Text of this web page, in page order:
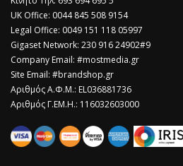
​UK Office: 0044 845 508 9154
Legal Office: 0049 151 118 05997
Gigaset Network: 230 916 24902#9
Company Email: #mostmedia.gr
Site Email: #brandshop.gr
Αριθμός Α.Φ.Μ.: EL036881736
Αριθμός Γ.ΕΜ.Η.: 116032603000